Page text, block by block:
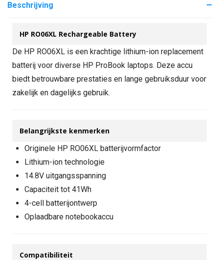
Beschrijving
HP RO06XL Rechargeable Battery
De HP RO06XL is een krachtige lithium-ion replacement
batterij voor diverse HP ProBook laptops. Deze accu
biedt betrouwbare prestaties en lange gebruiksduur voor
zakelijk en dagelijks gebruik.
Belangrijkste kenmerken
Originele HP RO06XL batterijvormfactor
Lithium-ion technologie
14.8V uitgangsspanning
Capaciteit tot 41Wh
4-cell batterijontwerp
Oplaadbare notebookaccu
Compatibiliteit